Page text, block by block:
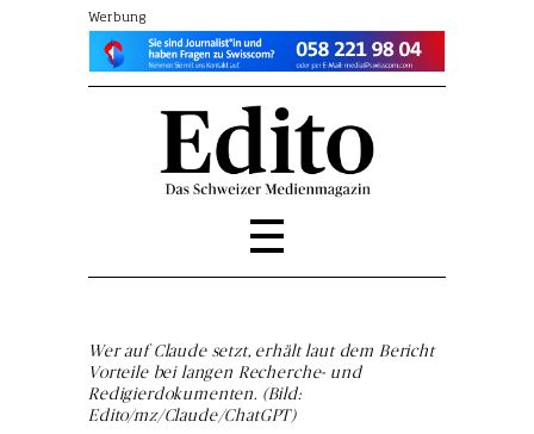
Werbung
Wer auf Claude setzt, erhält laut dem Bericht
Vorteile bei langen Recherche- und
Redigierdokumenten. (Bild:
Edito/mz/Claude/ChatGPT)